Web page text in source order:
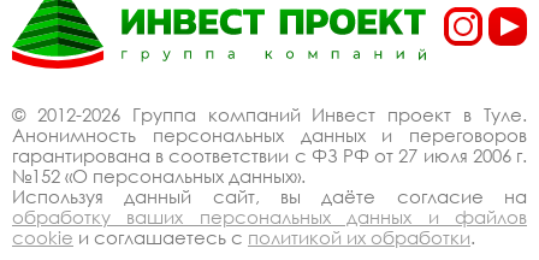
© 2012-2026 Группа компаний Инвест проект в Туле.
Анонимность персональных данных и переговоров
гарантирована в соответствии с ФЗ РФ от 27 июля 2006 г.
№152 «О персональных данных».
Используя данный сайт, вы даёте согласие на
обработку ваших персональных данных и файлов
cookie и соглашаетесь с политикой их обработки.